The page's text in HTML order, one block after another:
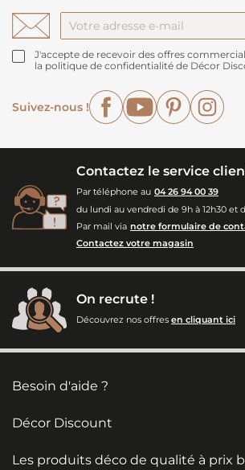
J'accepte de recevoir des offres
la politique de confidentialité de Décor
Suivez-nous !
FacebookYouTubePinterest
Contactez le service
Par téléphone au 04 26 94 00 39
du lundi au vendredi de 9h à 12h30 et
Par mail via notre formulaire de
Contactez votre magasin
On recrute !
Découvrez nos offres en cliquant ici
Besoin d'aide ?
Décor Discount
Les produits déco de qualité à prix